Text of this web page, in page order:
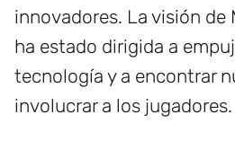
innovadores. La visión de
ha estado dirigida a
tecnología y a encontrar
involucrar a los jugadores.